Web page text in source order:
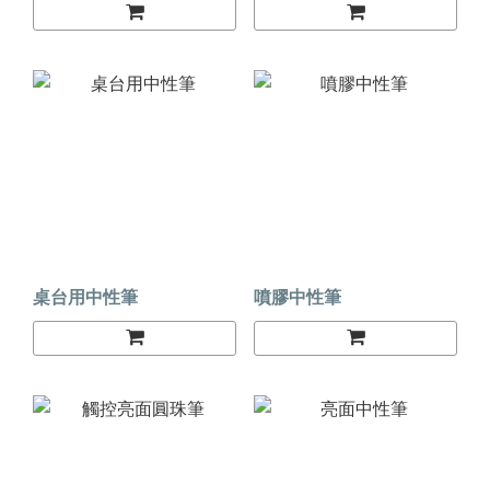
桌台用中性筆 噴膠中性筆